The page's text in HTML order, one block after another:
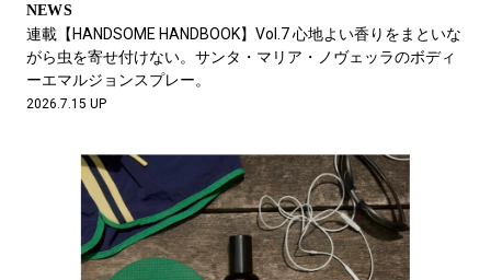
NEWS
連載【HANDSOME HANDBOOK】Vol.7 心地よい香りをまといな
がら虫を寄せ付けない。サンタ・マリア・ノヴェッラのボディ
ーエマルジョンスプレー。
2026.7.15 UP